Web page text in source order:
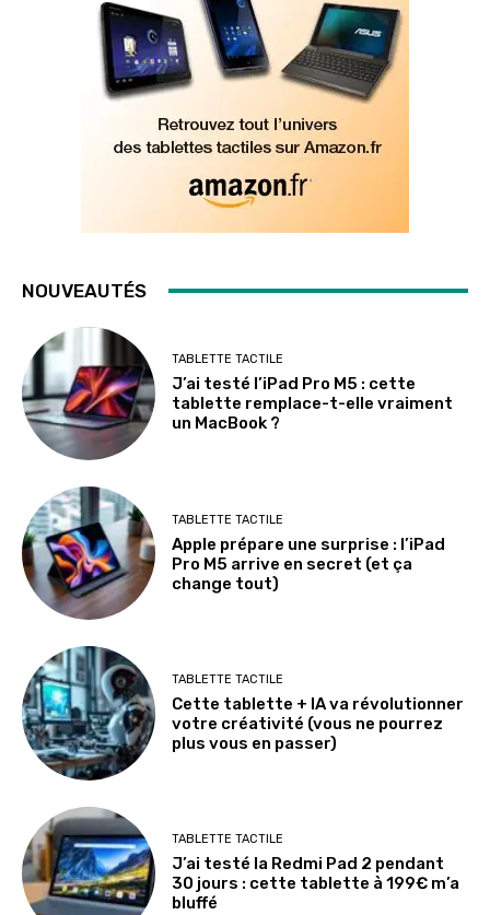
NOUVEAUTÉS
TABLETTE TACTILE
J’ai testé l’iPad Pro M5 : cette
tablette remplace-t-elle vraiment
un MacBook ?
TABLETTE TACTILE
Apple prépare une surprise : l’iPad
Pro M5 arrive en secret (et ça
change tout)
TABLETTE TACTILE
Cette tablette + IA va révolutionner
votre créativité (vous ne pourrez
plus vous en passer)
TABLETTE TACTILE
J’ai testé la Redmi Pad 2 pendant
30 jours : cette tablette à 199€ m’a
bluffé